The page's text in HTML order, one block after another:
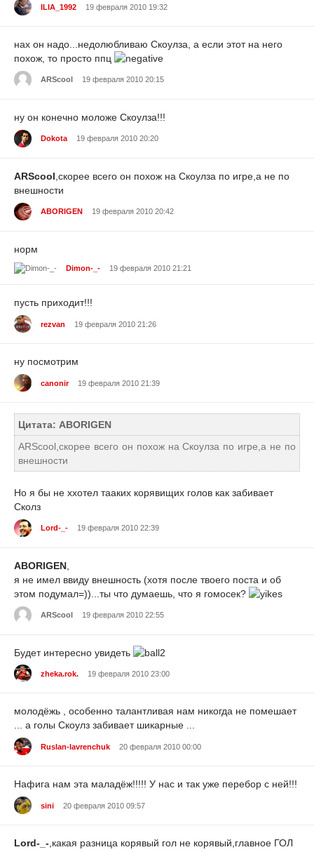
ILIA_1992 19 февраля 2010 19:32
нах он надо...недолюбливаю Скоулза, а если этот на него
похож, то просто ппц
ARScool 19 февраля 2010 20:15
ну он конечно моложе Скоулза!!!
Dokota 19 февраля 2010 20:20
ARScool ,скорее всего он похож на Скоулза по игре,а не по
внешности
ABORIGEN 19 февраля 2010 20:42
норм
Dimon-_- 19 февраля 2010 21:21
пусть приходит!!!
rezvan 19 февраля 2010 21:26
ну посмотрим
canonir 19 февраля 2010 21:39
Цитата: ABORIGEN
ARScool,скорее всего он похож на Скоулза по игре,а не по
внешности
Но я бы не ххотел тааких корявищих голов как забивает
Сколз
Lord-_- 19 февраля 2010 22:39
ABORIGEN
я не имел ввиду внешность (хотя после твоего поста и об
этом подумал=))...ты что думаешь, что я гомосек?
ARScool 19 февраля 2010 22:55
Будет интересно увидеть
zheka.rok. 19 февраля 2010 23:00
молодёжь , особенно талантливая нам никогда не помешает
... а голы Скоулз забивает шикарные ...
Ruslan-lavrenchuk 20 февраля 2010 00:00
Нафига нам эта маладёж!!!!! У нас и так уже перебор с ней!!!
sini 20 февраля 2010 09:57
Lord-_- ,какая разница корявый гол не корявый,главное ГОЛ